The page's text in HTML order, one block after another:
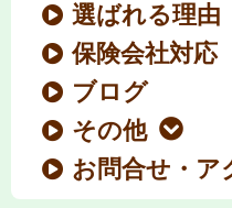
選ばれる理由
保険会社対応
ブログ
その他
お問合せ・ア